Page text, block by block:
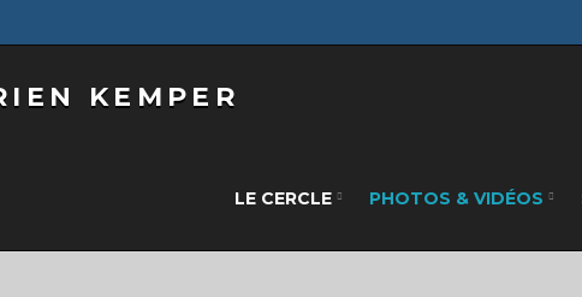
LE CERCLE PHOTOS & VIDÉOS